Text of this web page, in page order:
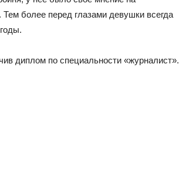
более перед глазами девушки всегда
диплом по специальности «журналист».